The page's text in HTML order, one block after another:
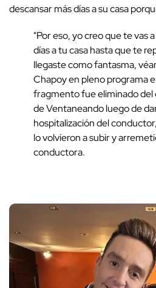
descansar más días a su casa
"Por eso, yo creo que te vas
días a tu casa hasta que te
llegaste como fantasma,
Chapoy en pleno programa
fragmento fue eliminado del
de Ventaneando luego de
hospitalización del
lo volvieron a subir y
conductora.